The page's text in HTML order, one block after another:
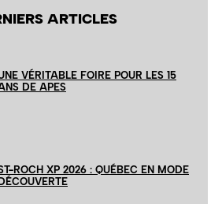
ARTICLES
VÉRITABLE FOIRE POUR LES 15
DE APES
ROCH XP 2026 : QUÉBEC EN MODE
DÉCOUVERTE